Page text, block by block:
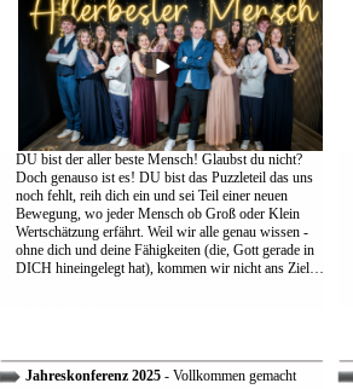
DU bist der aller beste Mensch! Glaubst du nicht?
Doch genauso ist es! DU bist das Puzzleteil das uns
noch fehlt, reih dich ein und sei Teil einer neuen
Bewegung, wo jeder Mensch ob Groß oder Klein
Wertschätzung erfährt. Weil wir alle genau wissen -
ohne dich und deine Fähigkeiten (die, Gott gerade in
DICH hineingelegt hat), kommen wir nicht ans Ziel…
Jahreskonferenz 2025- Vollkommen gemacht